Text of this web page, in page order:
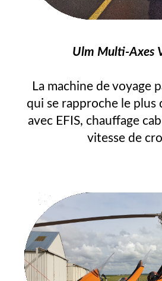
Ulm Multi-Axes
La machine de voyage
qui se rapproche le plus
avec EFIS, chauffage
vitesse de